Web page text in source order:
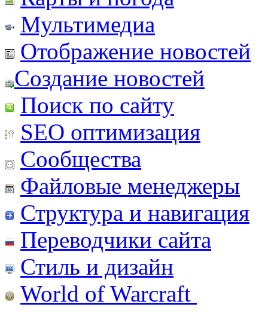
Мультимедиа
Отображение новостей
Создание новостей
Поиск по сайту
SEO оптимизация
Сообщества
Файловые менеджеры
Структура и навигация
Переводчики сайта
Стиль и дизайн
World of Warcraft